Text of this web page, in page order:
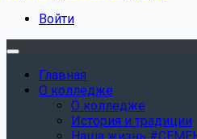
Войти
Главная
О колледже
О колледже
История и традиции